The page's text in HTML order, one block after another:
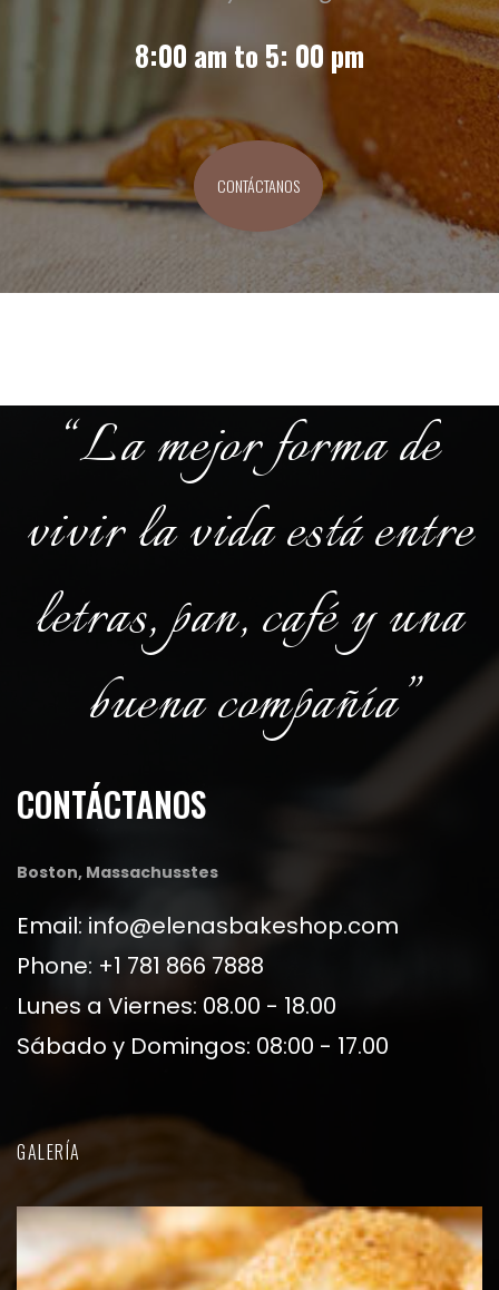
8:00 am to 5: 00 pm
CONTÁCTANOS
“La mejor forma de
vivir la vida está entre
letras, pan, café y una
buena compañía”
CONTÁCTANOS
Boston, Massachusstes
Email: info@elenasbakeshop.com
Phone: +1 781 866 7888
Lunes a Viernes: 08.00 - 18.00
Sábado y Domingos: 08:00 - 17.00
GALERÍA